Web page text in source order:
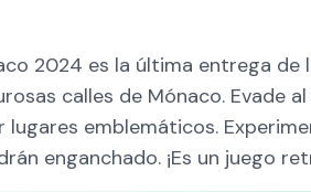
2024 es la última entrega
calles de Mónaco. Evade
lugares emblemáticos.
enganchado. ¡Es un juego